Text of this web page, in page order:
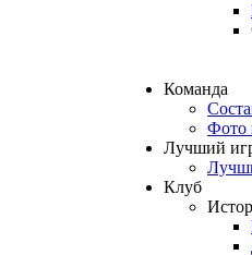
Команда
Фото
Лучший
Клуб